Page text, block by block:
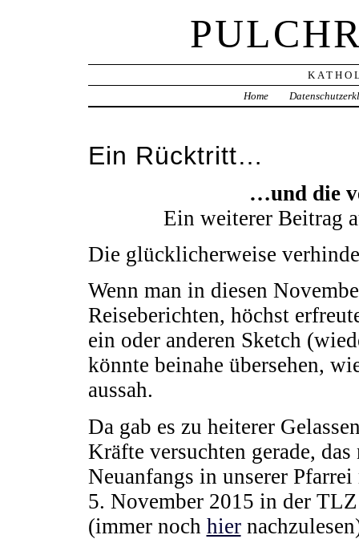
Home
Ein Rücktritt…
…und die
Ein weiterer Beitrag
Die glücklicherweise
Wenn man in diesen
Reiseberichten, höchst
ein oder anderen Sketch
könnte beinahe übersehen,
aussah.
Da gab es zu heiterer
Kräfte versuchten gerade,
Neuanfangs in unserer
5. November 2015 in der
(immer noch hier